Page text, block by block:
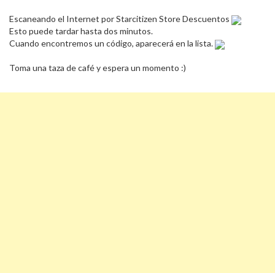
Escaneando el Internet por Starcitizen Store Descuentos
Esto puede tardar hasta dos minutos.
Cuando encontremos un código, aparecerá en la lista.
Toma una taza de café y espera un momento :)